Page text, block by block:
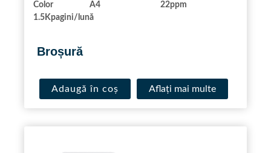
Color A4 22ppm
1.5Kpagini/lună
Broșură
Adaugă în coș Aflaţi mai multe